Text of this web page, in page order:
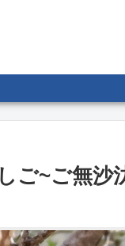
ご~ご無沙